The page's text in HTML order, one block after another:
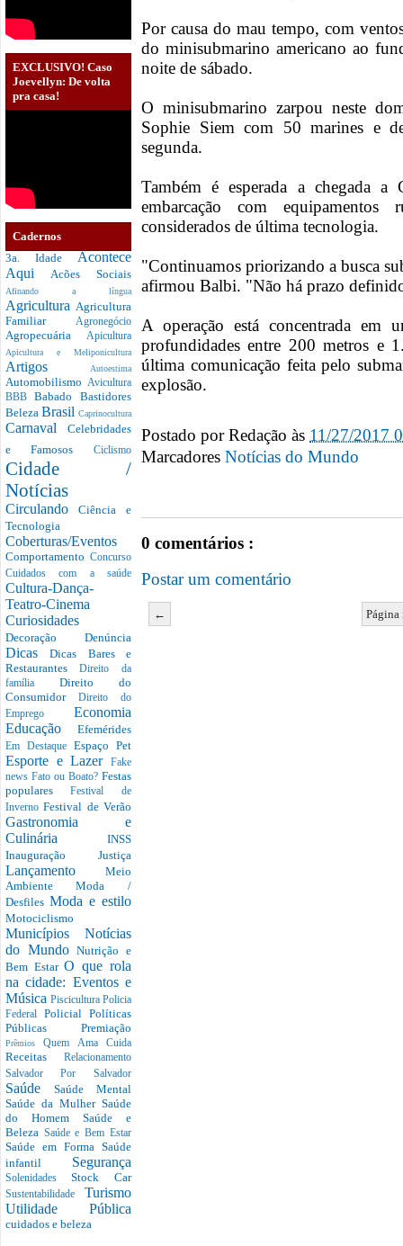
EXCLUSIVO! Caso
Joevellyn: De volta
pra casa!
Cadernos
3a. Idade Acontece
Aqui Acões Sociais
Afinando a língua
Agricultura Agricultura
Familiar Agronegócio
Agropecuária Apicultura
Apicultura e Meliponicultura
Artigos Autoestima
Automobilismo Avicultura
BBBBabado Bastidores
Beleza Brasil Caprinocultura
Carnaval Celebridades
e Famosos Ciclismo
Cidade /
Notícias
CirculandoCiência e
Tecnologia
Coberturas/Eventos
Comportamento Concurso
Cuidados com a saúde
Cultura-Dança-
Teatro-Cinema
Curiosidades
Decoração Denúncia
DicasDicas Bares e
RestaurantesDireito da
família Direito do
Consumidor Direito do
Emprego Economia
Educação Efemérides
Em Destaque Espaço Pet
Esporte e Lazer
Fake
news Fato ou Boato? Festas
popularesFestival de
InvernoFestival de Verão
Gastronomia e
Culinária INSS
Inauguração Justiça
Lançamento Meio
AmbienteModa /
Desfiles Moda e estilo
Motociclismo
Municípios Notícias
do MundoNutrição e
Bem EstarO que rola
na cidade: Eventos e
Música Piscicultura Policia
Federal Policial Políticas
Públicas Premiação
PrêmiosQuem Ama Cuida
Receitas Relacionamento
Salvador Por Salvador
Saúde Saúde Mental
Saúde da Mulher Saúde
do Homem Saúde e
Beleza Saúde e Bem Estar
Saúde em Forma Saúde
infantil Segurança
SolenidadesStock Car
Sustentabilidade Turismo
Utilidade Pública
cuidados e beleza
Por causa do mau tempo, com
do minisubmarino americano ao
noite de sábado.
O minisubmarino zarpou neste
Sophie Siem com 50 marines e
segunda.
Também é esperada a chegada
embarcação com equipamentos
considerados de última tecnologia.
"Continuamos priorizando a busca
afirmou Balbi. "Não há prazo
A operação está concentrada
profundidades entre 200 metros e
última comunicação feita pelo
explosão.
Postado porRedação às 11/27/2017
Marcadores Notícias do Mundo
0 comentários :
Postar um comentário
←